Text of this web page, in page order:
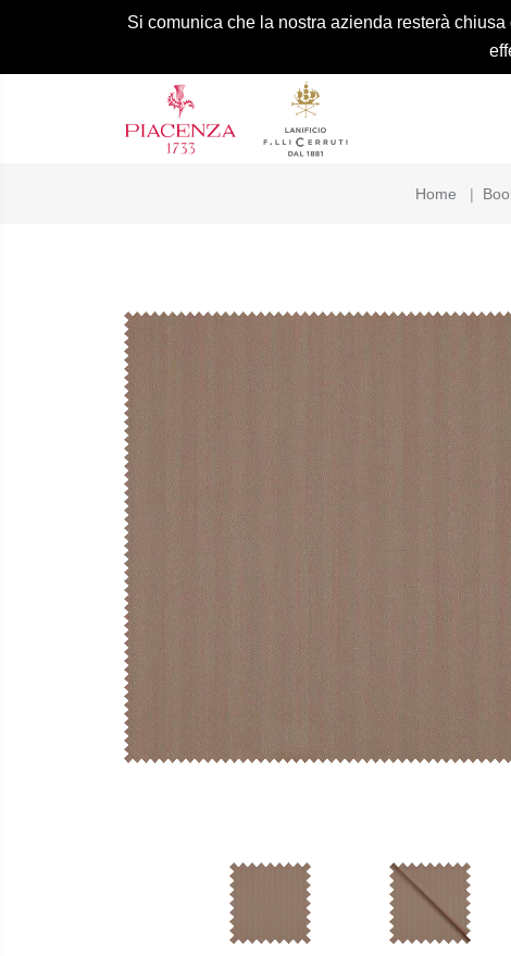
Si comunica che la nostra azienda resterà
Home |